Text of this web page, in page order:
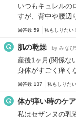
いつもキュレルの
すが、背中や腰辺
回答数 59 私もしりたい
肌の乾燥 by みなぴ
産後1ヶ月(関係な
身体がすごく痒く
回答数 137 私もしりた
体が痒い時のケ
私はセザンヌの乳